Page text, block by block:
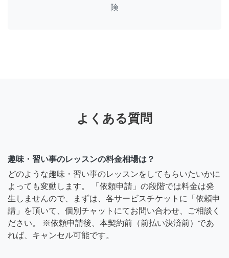
険
よくある質問
趣味・習い事のレッスンの料金相場は？
どのような趣味・習い事のレッスンをしてもらいたいかに
よっても変動します。 「依頼申請」の段階では料金は発
生しませんので、まずは、各サービスチケットに「依頼申
請」を頂いて、個別チャットにてお問い合わせ、ご相談く
ださい。 ※依頼申請後、本契約前（前払い決済前）であ
れば、キャンセル可能です。